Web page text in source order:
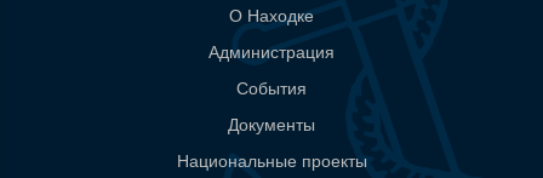
О Находке
Администрация
События
Документы
Национальные проекты